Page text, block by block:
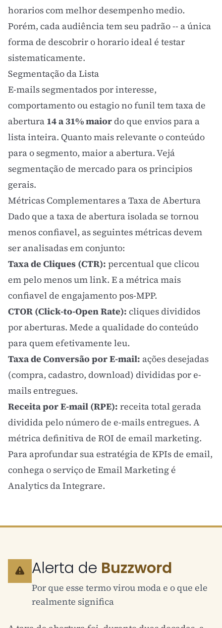
horarios com melhor desempenho medio.
Porém, cada audiência tem seu padrão -- a única
forma de descobrir o horario ideal é testar
sistematicamente.
Segmentação da Lista
E-mails segmentados por interesse,
comportamento ou estagio no funil tem taxa de
abertura 14 a 31% maiordo que envios para a
lista inteira. Quanto mais relevante o conteúdo
para o segmento, maior a abertura. Vejá
segmentação de mercadopara os principios
gerais.
Métricas Complementares a Taxa de Abertura
Dado que a taxa de abertura isolada se tornou
menos confiavel, as seguintes métricas devem
ser analisadas em conjunto:
Taxa de Cliques (CTR): percentual que clicou
em pelo menos um link. E a métrica mais
confiavel de engajamento pos-MPP.
CTOR (Click-to-Open Rate): cliques divididos
por aberturas. Mede a qualidade do conteúdo
para quem efetivamente leu.
Taxa de Conversão por E-mail: ações desejadas
(compra, cadastro, download) divididas por e-
mails entregues.
Receita por E-mail (RPE): receita total gerada
dividida pelo número de e-mails entregues. A
métrica definitiva de ROI de email marketing.
Para aprofundar sua estratégia de KPIsde email,
conhega o serviço de Email Marketingé
Analyticsda Integrare.
Alerta de Buzzword
Por que esse termo virou moda e o que ele
realmente significa